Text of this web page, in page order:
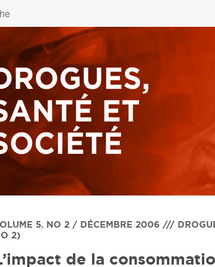
5, NO 2 / DÉCEMBRE 2006 ///
2)
de la